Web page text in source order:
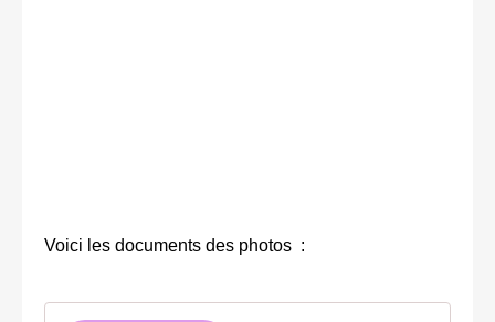
Voici les documents des photos :